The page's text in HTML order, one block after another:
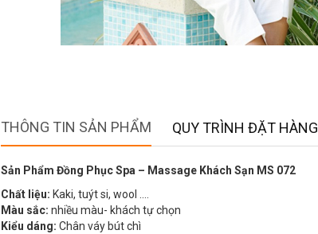
THÔNG TIN SẢN PHẨM QUY TRÌNH ĐẶT HÀNG
Sản Phẩm Đồng Phục Spa – Massage Khách Sạn MS 072
Chất liệu: Kaki, tuýt si, wool ….
Màu sắc: nhiều màu- khách tự chọn
Kiểu dáng: Chân váy bút chì